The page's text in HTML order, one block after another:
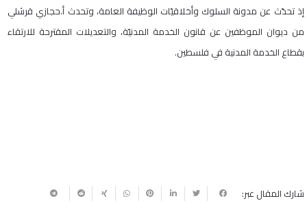
إذ تحدّث عن مدونة السلوك وأخلاقيّات الوظيفة العامة، وتحدث أ.حجازي قرشلي
من ديوان الموظفين عن قانون الخدمة المدنيّة، والتعديلات المقترحة للارتقاء
بقطاع الخدمة المدنية في فلسطين.
شارك المقال عبر: